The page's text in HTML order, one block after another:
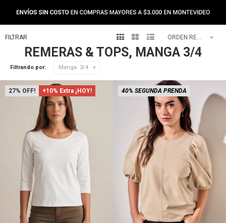
REMERAS & TOPS, MANGA 3/4
   RECOMENDADOS
Filtrando por: Manga: 3/4
NEW IN
27 +10% Extra ¡HOY! 40% SEGUNDA PRENDA